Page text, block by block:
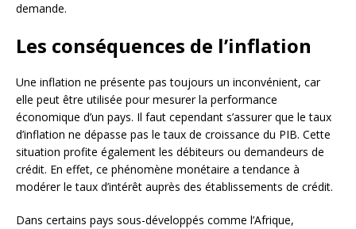
demande.
Les conséquences de l’inflation
Une inflation ne présente pas toujours un inconvénient, car
elle peut être utilisée pour mesurer la performance
économique d’un pays. Il faut cependant s’assurer que le taux
d’inflation ne dépasse pas le taux de croissance du PIB. Cette
situation profite également les débiteurs ou demandeurs de
crédit. En effet, ce phénomène monétaire a tendance à
modérer le taux d’intérêt auprès des établissements de crédit.
Dans certains pays sous-développés comme l’Afrique,